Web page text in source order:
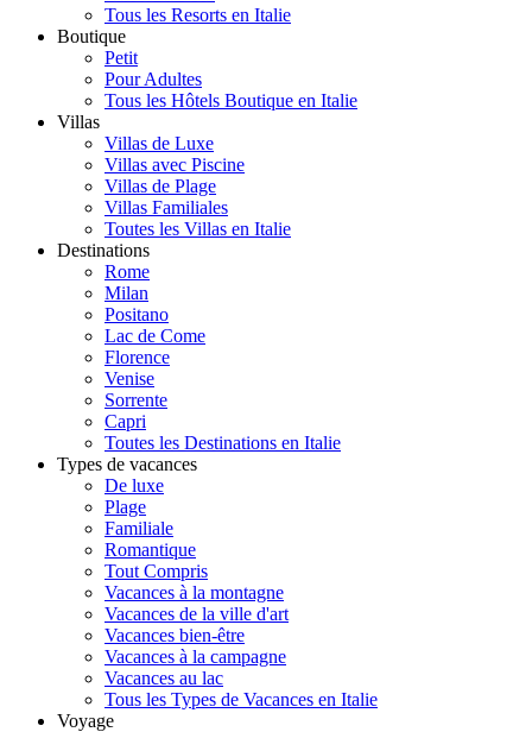
Tous les Resorts en Italie
Boutique
Petit
Pour Adultes
Tous les Hôtels Boutique en Italie
Villas
Villas de Luxe
Villas avec Piscine
Villas de Plage
Villas Familiales
Toutes les Villas en Italie
Destinations
Rome
Milan
Positano
Lac de Come
Florence
Venise
Sorrente
Capri
Toutes les Destinations en Italie
Types de vacances
De luxe
Plage
Familiale
Romantique
Tout Compris
Vacances à la montagne
Vacances de la ville d'art
Vacances bien-être
Vacances à la campagne
Vacances au lac
Tous les Types de Vacances en Italie
Voyage